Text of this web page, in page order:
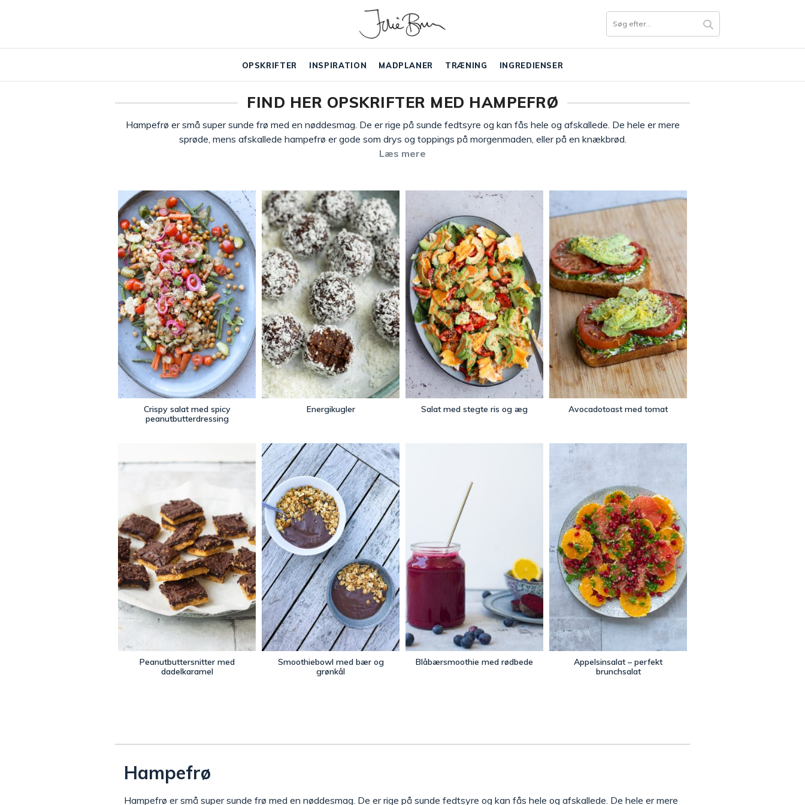
OPSKRIFTER INSPIRATION MADPLANER TRÆNING INGREDIENSER
FIND HER OPSKRIFTER MED HAMPEFRØ
Hampefrø er små super sunde frø med en nøddesmag. De er rige på sunde fedtsyre og kan fås hele og afskallede. De hele er mere
sprøde, mens afskallede hampefrø er gode som drys og toppings på morgenmaden, eller på en knækbrød.
Læs mere
Crispy salat med spicy
peanutbutterdressing
Energikugler Salat med stegte ris og æg Avocadotoast med tomat
Peanutbuttersnitter med
dadelkaramel
Smoothiebowl med bær og
grønkål
Blåbærsmoothie med rødbede
Appelsinsalat – perfekt
brunchsalat
Hampefrø
Hampefrø er små super sunde frø med en nøddesmag. De er rige på sunde fedtsyre og kan fås hele og afskallede. De hele er mere